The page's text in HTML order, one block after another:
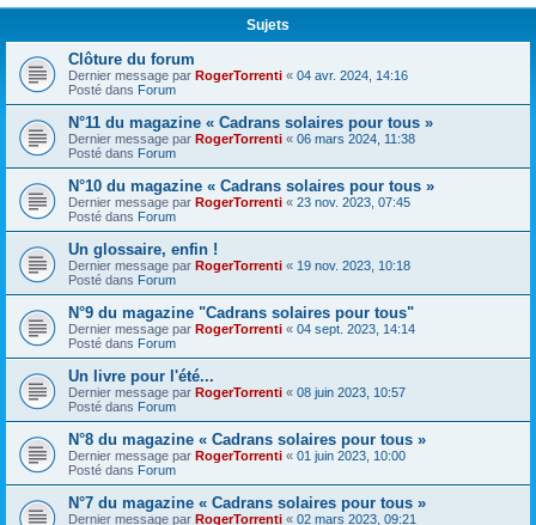
c
Sujets
Clôture du forum
Dernier message par RogerTorrenti « 04 avr. 2024, 14:16
Posté dans Forum
N°11 du magazine « Cadrans solaires pour tous »
Dernier message par RogerTorrenti « 06 mars 2024, 11:38
Posté dans Forum
N°10 du magazine « Cadrans solaires pour tous »
Dernier message par RogerTorrenti « 23 nov. 2023, 07:45
Posté dans Forum
Un glossaire, enfin !
Dernier message par RogerTorrenti « 19 nov. 2023, 10:18
Posté dans Forum
N°9 du magazine "Cadrans solaires pour tous"
Dernier message par RogerTorrenti « 04 sept. 2023, 14:14
Posté dans Forum
Un livre pour l'été...
Dernier message par RogerTorrenti « 08 juin 2023, 10:57
Posté dans Forum
N°8 du magazine « Cadrans solaires pour tous »
Dernier message par RogerTorrenti « 01 juin 2023, 10:00
Posté dans Forum
N°7 du magazine « Cadrans solaires pour tous »
Dernier message par RogerTorrenti « 02 mars 2023, 09:21